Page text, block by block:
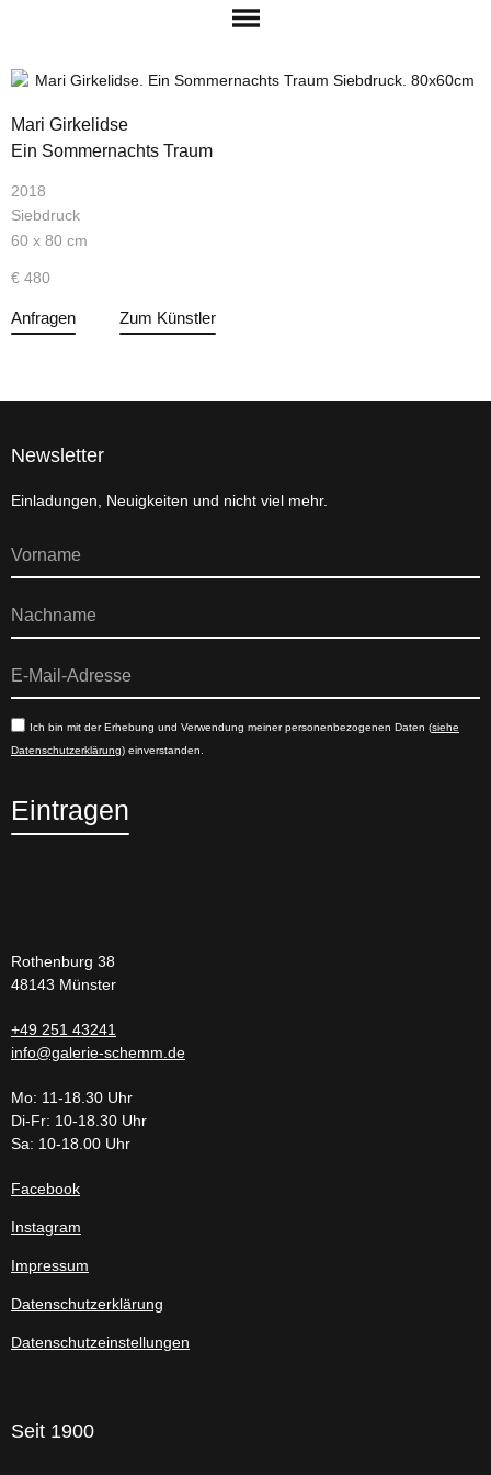
Mari Girkelidse
Ein Sommernachts Traum
2018
Siebdruck
60 x 80 cm
€ 480
Anfragen Zum Künstler
Newsletter
Einladungen, Neuigkeiten und nicht viel mehr.
Ich bin mit der Erhebung und Verwendung meiner personenbezogenen Daten (siehe
Datenschutzerklärung) einverstanden.
Eintragen
Rothenburg 38
48143 Münster
+49 251 43241
info@galerie-schemm.de
Mo: 11-18.30 Uhr
Di-Fr: 10-18.30 Uhr
Sa: 10-18.00 Uhr
Facebook
Instagram
Impressum
Datenschutzerklärung
Datenschutzeinstellungen
Seit 1900